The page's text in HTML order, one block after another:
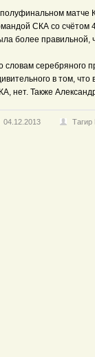
матче
СКА со счётом
более правильной,
словам серебряного
в том,
нет. Также
04.12.2013 Тагир